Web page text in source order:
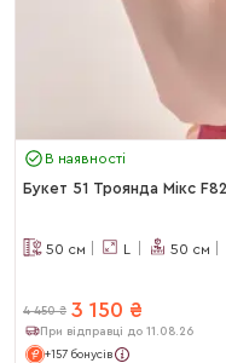
В наявності
Букет 51 Троянда Мікс
50 см L 50 см
4 450 ₴ 3 150 ₴
При відправці до 11.08.26
+157 бонусів